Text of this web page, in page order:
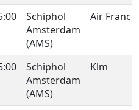
Schiphol
Amsterdam
(AMS)
Air France
Schiphol
Amsterdam
(AMS)
Klm